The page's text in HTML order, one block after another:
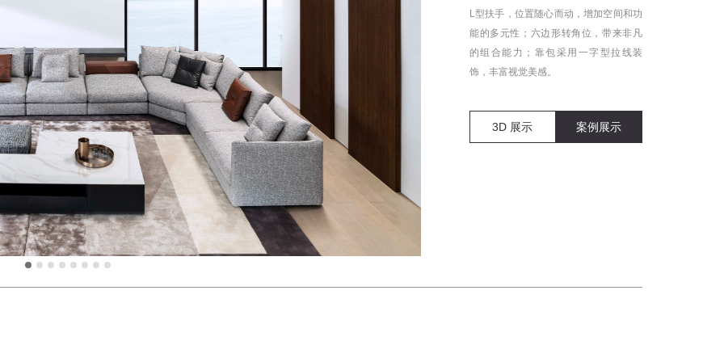
L型扶手，位置随心而动，增加空间和功
能的多元性；六边形转角位，带来非凡
的组合能力；靠包采用一字型拉线装
饰，丰富视觉美感。
3D 展示 案例展示